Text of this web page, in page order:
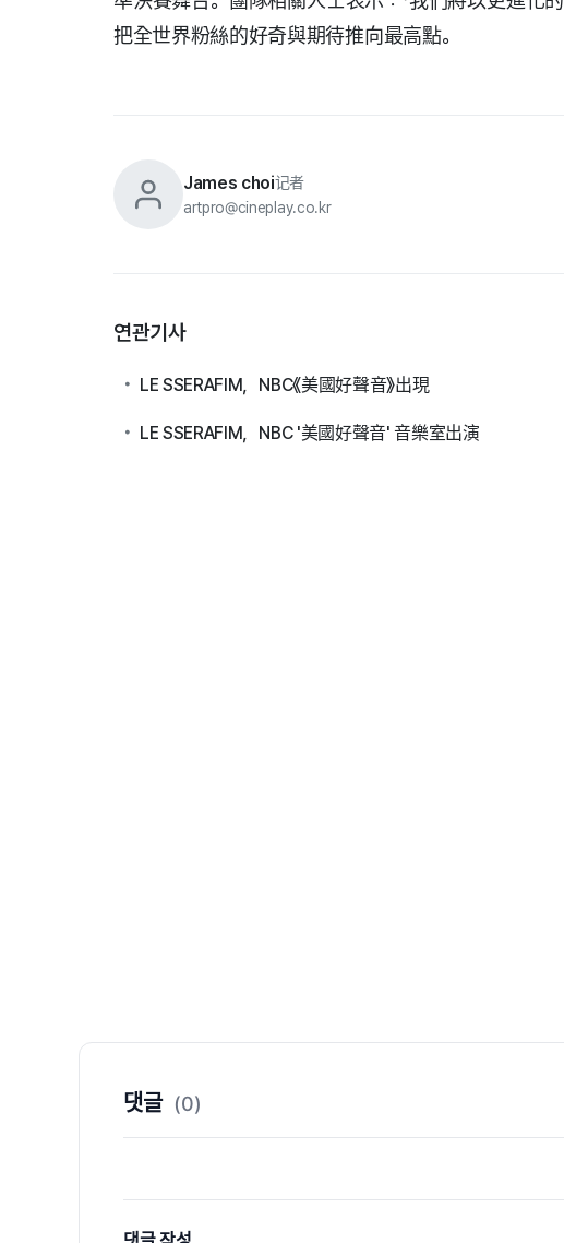
把全世界粉絲的好奇與期待推向最高點。
James choi记者
artpro@cineplay.co.kr
연관기사
LE SSERAFIM，NBC《美國好聲音》出現
LE SSERAFIM，NBC '美國好聲音' 音樂室出演
댓글 (0)